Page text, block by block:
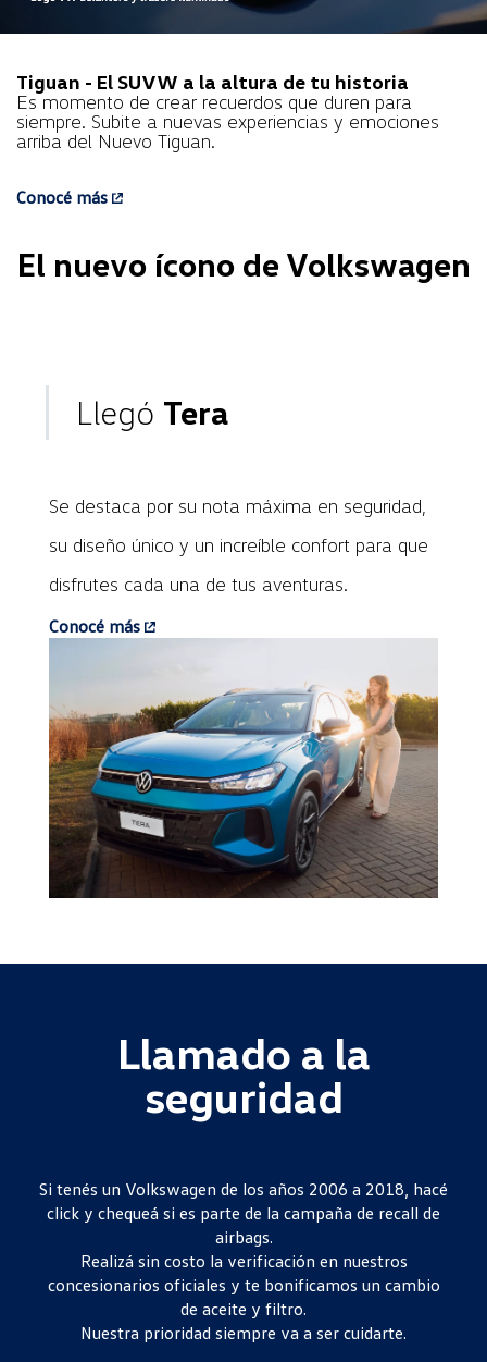
Tiguan - El SUVW a la altura de tu historia
Es momento de crear recuerdos que duren para
siempre. Subite a nuevas experiencias y emociones
arriba del Nuevo Tiguan.
Conocé más
El nuevo ícono de Volkswagen
Llegó Tera
Se destaca por su nota máxima en seguridad,
su diseño único y un increíble confort para que
disfrutes cada una de tus aventuras.
Conocé más
Llamado a la
seguridad
Si tenés un Volkswagen de los años 2006 a 2018, hacé
click y chequeá si es parte de la campaña de recall de
airbags.
Realizá sin costo la verificación en nuestros
concesionarios oficiales y te bonificamos un cambio
de aceite y filtro.
Nuestra prioridad siempre va a ser cuidarte.